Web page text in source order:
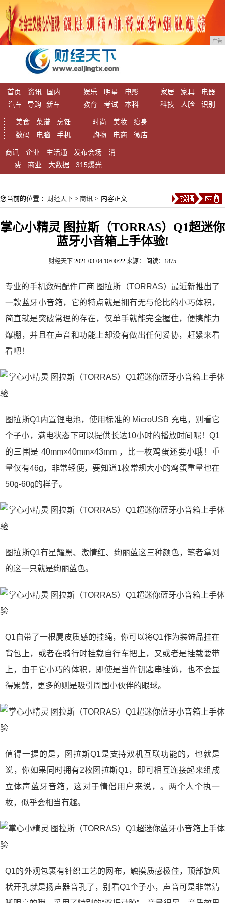
广告
首页 资讯
国内
汽车
导购 新车
娱乐 明星
电影
教育
考试 本科
家居 家具
电器
科技
人脸 识别
美食 菜谱
烹饪
数码
电脑 手机
时尚 美妆
瘦身
购物
电商 微店
商讯 企业 生活通 发布会场
消
费
商业 大数据 315爆光
您当前的位置 ： 财经天下 > 商讯 > 内容正文
掌心小精灵 图拉斯（TORRAS）Q1超迷你
蓝牙小音箱上手体验!
财经天下 2021-03-04 10:00:22 来源： 阅读：1875
专业的手机数码配件厂商 图拉斯（TORRAS）最近新推出了
一款蓝牙小音箱，它的特点就是拥有无与伦比的小巧体积，
简直就是突破常理的存在，仅单手就能完全握住，便携能力
爆棚，并且在声音和功能上却没有做出任何妥协，赶紧来看
看吧！
图拉斯Q1内置锂电池，使用标准的 MicroUSB 充电，别看它
个子小，满电状态下可以提供长达10小时的播放时间呢！Q1
的三围是 40mm×40mm×43mm ，比一枚鸡蛋还要小哦！重
量仅有46g，非常轻便，要知道1枚常规大小的鸡蛋重量也在
50g-60g的样子。
图拉斯Q1有星耀黑、激情红、绚丽蓝这三种颜色，笔者拿到
的这一只就是绚丽蓝色。
Q1自带了一根麂皮质感的挂绳，你可以将Q1作为装饰品挂在
背包上，或者在骑行时挂载自行车把上，又或者是挂载要带
上，由于它小巧的体积，即使是当作钥匙串挂饰，也不会显
得累赘，更多的则是吸引周围小伙伴的眼球。
值得一提的是，图拉斯Q1是支持双机互联功能的，也就是
说，你如果同时拥有2枚图拉斯Q1，即可相互连接起来组成
立体声蓝牙音箱，这对于情侣用户来说，。两个人个执一
枚，似乎会相当有趣。
Q1的外观包裹有针织工艺的网布，触摸质感极佳，顶部旋风
状开孔就是扬声器音孔了，别看Q1个子小，声音可是非常清